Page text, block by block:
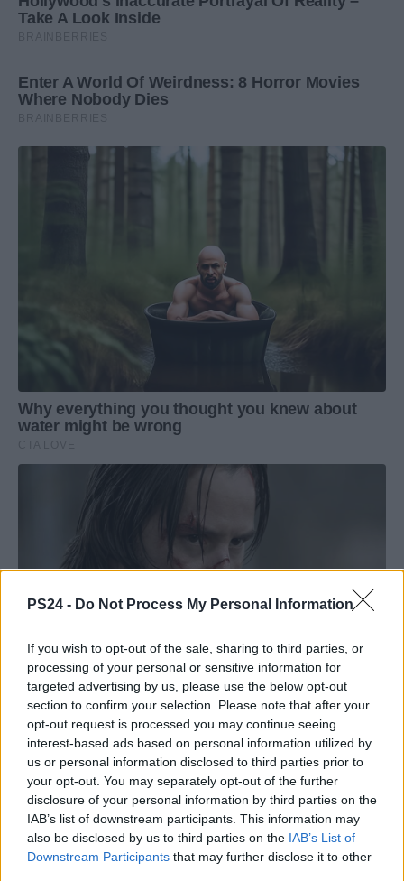
PS24 - Do Not Process My Personal Information
If you wish to opt-out of the sale, sharing to third parties, or
processing of your personal or sensitive information for
targeted advertising by us, please use the below opt-out
section to confirm your selection. Please note that after your
opt-out request is processed you may continue seeing
interest-based ads based on personal information utilized by
us or personal information disclosed to third parties prior to
your opt-out. You may separately opt-out of the further
disclosure of your personal information by third parties on the
IAB’s list of downstream participants. This information may
also be disclosed by us to third parties on the IAB’s List of
Downstream Participants that may further disclose it to other